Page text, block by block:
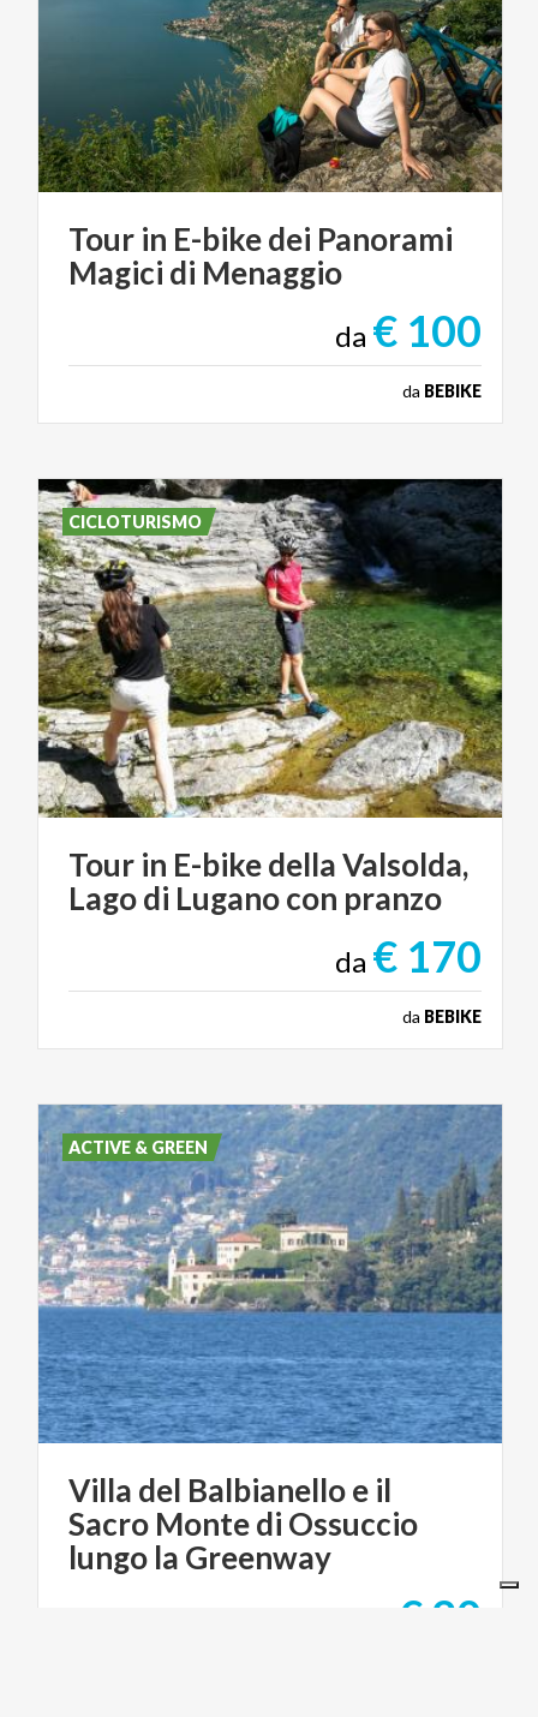
Tour in E-bikedei Panorami
Magici di Menaggio
da € 100
da BEBIKE
Tour in E-bikedellaValsolda,
Lagodi Luganocon pranzo
da € 170
da BEBIKE
CICLOTURISMO
Villa del Balbianello e il
Sacro Monte di Ossuccio
lungo la Greenway
€ 90
ACTIVE & GREEN